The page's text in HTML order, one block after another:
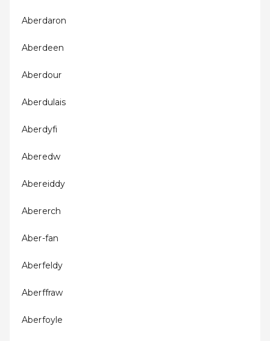
Aberdaron
Aberdeen
Aberdour
Aberdulais
Aberdyfi
Aberedw
Abereiddy
Abererch
Aber-fan
Aberfeldy
Aberffraw
Aberfoyle